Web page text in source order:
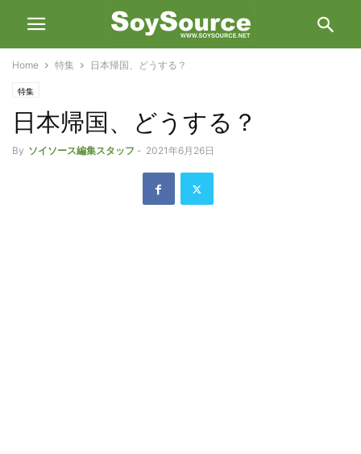
Home 特集 日本帰国、どうする？
特集
日本帰国、どうする？
By ソイソース編集スタッフ - 2021年6月26日